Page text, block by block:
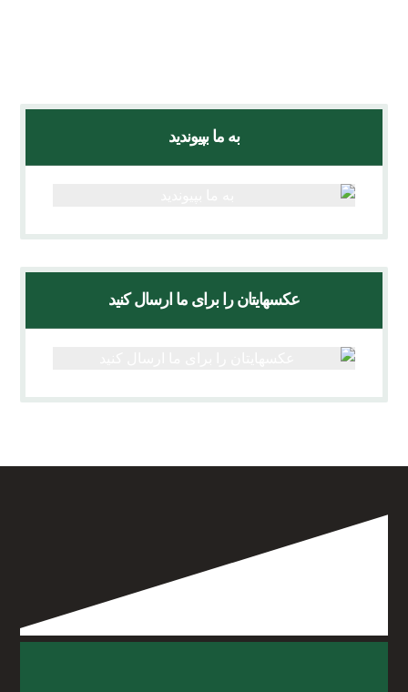
به ما بپیوندید
عکسهایتان را برای ما ارسال کنید